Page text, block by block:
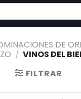
DE
/ VINOS DEL
FILTRAR